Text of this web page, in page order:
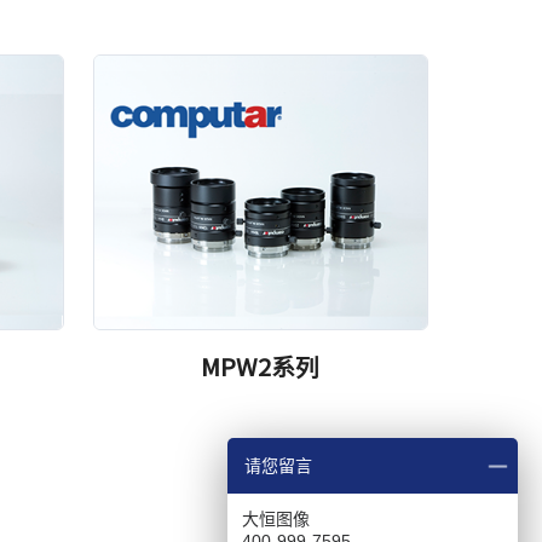
MPW2系列
请您留言
大恒图像